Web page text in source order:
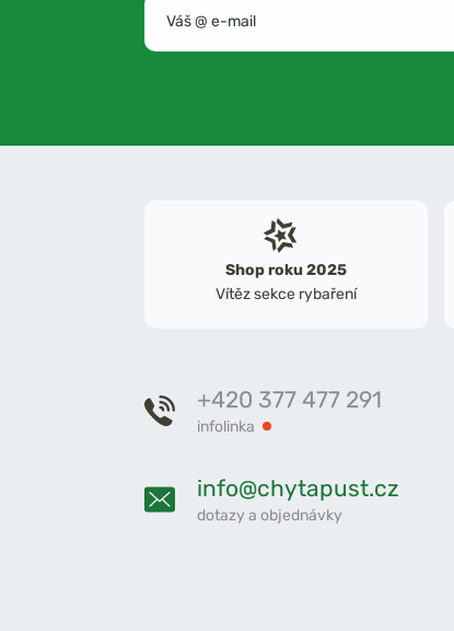
Shop roku 2025
Vítěz sekce rybaření
+420 377 477 291
infolinka
info@chytapust.cz
dotazy a objednávky